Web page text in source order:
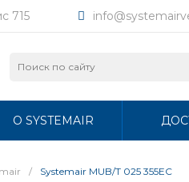
715
О SYSTEMAIR
/ Systemair MUB/T 025 355EC